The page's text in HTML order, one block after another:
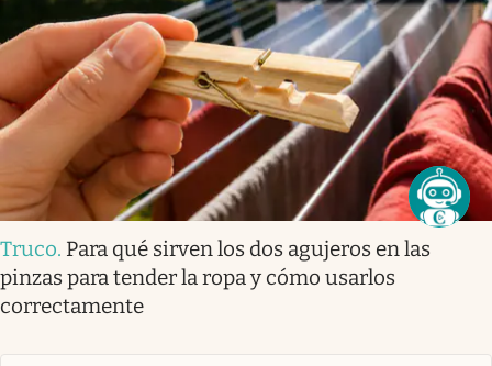
Truco. Para qué sirven los dos agujeros en las
pinzas para tender la ropa y cómo usarlos
correctamente